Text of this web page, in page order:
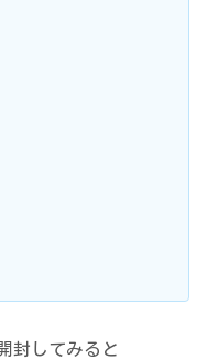
封してみると